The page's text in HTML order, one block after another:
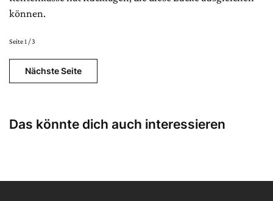
können.
Seite 1 / 3
Nächste Seite
Das könnte dich auch interessieren